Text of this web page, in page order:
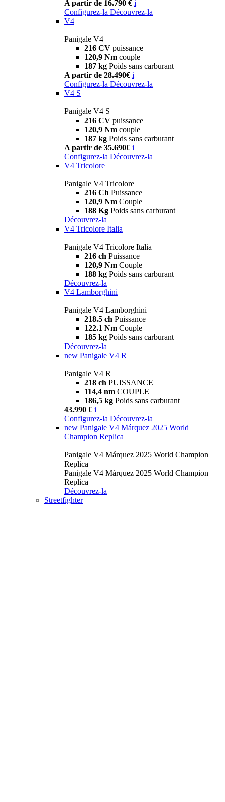
A partir de 16.790 € i
Configurez-la Découvrez-la
V4
Panigale V4
216 CV puissance
120,9 Nm couple
187 kg Poids sans carburant
A partir de 28.490€ i
Configurez-la Découvrez-la
V4 S
Panigale V4 S
216 CV puissance
120,9 Nm couple
187 kg Poids sans carburant
A partir de 35.690€ i
Configurez-la Découvrez-la
V4 Tricolore
Panigale V4 Tricolore
216 Ch Puissance
120,9 Nm Couple
188 Kg Poids sans carburant
Découvrez-la
V4 Tricolore Italia
Panigale V4 Tricolore Italia
216 ch Puissance
120,9 Nm Couple
188 kg Poids sans carburant
Découvrez-la
V4 Lamborghini
Panigale V4 Lamborghini
218.5 ch Puissance
122.1 Nm Couple
185 kg Poids sans carburant
Découvrez-la
new Panigale V4 R
Panigale V4 R
218 ch PUISSANCE
114,4 nm COUPLE
186,5 kg Poids sans carburant
43.990 € i
Configurez-la Découvrez-la
new Panigale V4 Márquez 2025 World
Champion Replica
Panigale V4 Márquez 2025 World Champion
Replica
Panigale V4 Márquez 2025 World Champion
Replica
Découvrez-la
Streetfighter